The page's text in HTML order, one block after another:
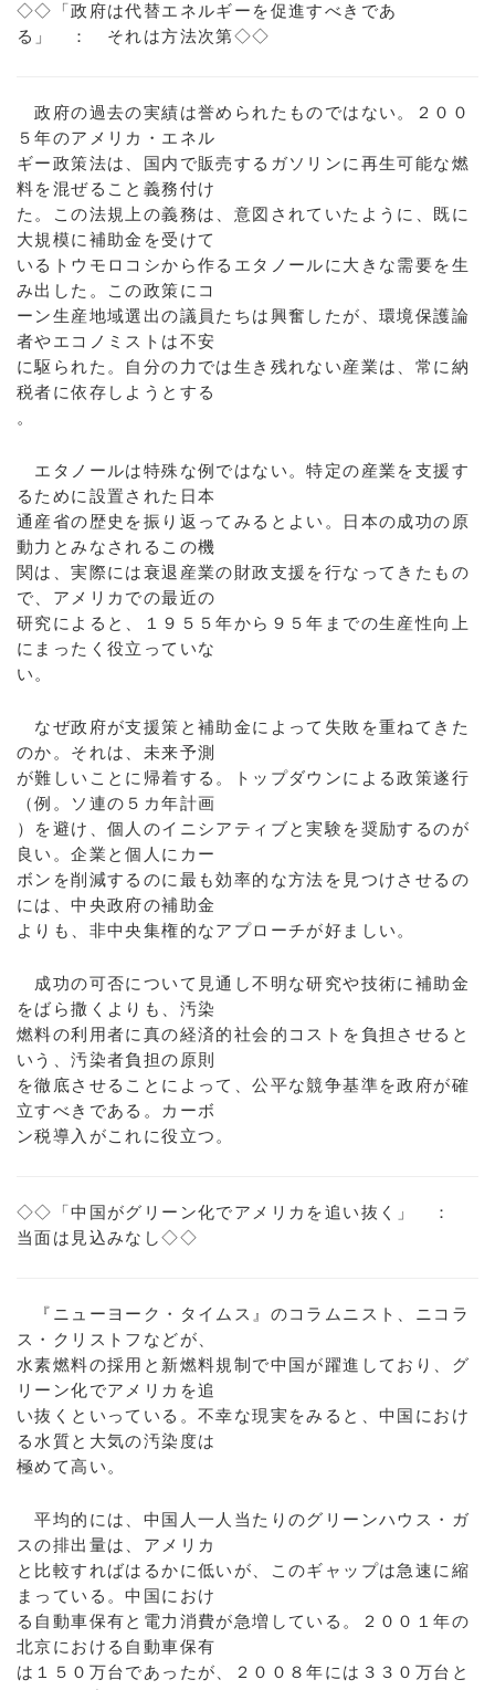
◇◇「政府は代替エネルギーを促進すべきであ
る」 ： それは方法次第◇◇
政府の過去の実績は誉められたものではない。２００
５年のアメリカ・エネル
ギー政策法は、国内で販売するガソリンに再生可能な燃
料を混ぜること義務付け
た。この法規上の義務は、意図されていたように、既に
大規模に補助金を受けて
いるトウモロコシから作るエタノールに大きな需要を生
み出した。この政策にコ
ーン生産地域選出の議員たちは興奮したが、環境保護論
者やエコノミストは不安
に駆られた。自分の力では生き残れない産業は、常に納
税者に依存しようとする
。
エタノールは特殊な例ではない。特定の産業を支援す
るために設置された日本
通産省の歴史を振り返ってみるとよい。日本の成功の原
動力とみなされるこの機
関は、実際には衰退産業の財政支援を行なってきたもの
で、アメリカでの最近の
研究によると、１９５５年から９５年までの生産性向上
にまったく役立っていな
い。
なぜ政府が支援策と補助金によって失敗を重ねてきた
のか。それは、未来予測
が難しいことに帰着する。トップダウンによる政策遂行
（例。ソ連の５カ年計画
）を避け、個人のイニシアティブと実験を奨励するのが
良い。企業と個人にカー
ボンを削減するのに最も効率的な方法を見つけさせるの
には、中央政府の補助金
よりも、非中央集権的なアプローチが好ましい。
成功の可否について見通し不明な研究や技術に補助金
をばら撒くよりも、汚染
燃料の利用者に真の経済的社会的コストを負担させると
いう、汚染者負担の原則
を徹底させることによって、公平な競争基準を政府が確
立すべきである。カーボ
ン税導入がこれに役立つ。
◇◇「中国がグリーン化でアメリカを追い抜く」 ：
当面は見込みなし◇◇
『ニューヨーク・タイムス』のコラムニスト、ニコラ
ス・クリストフなどが、
水素燃料の採用と新燃料規制で中国が躍進しており、グ
リーン化でアメリカを追
い抜くといっている。不幸な現実をみると、中国におけ
る水質と大気の汚染度は
極めて高い。
平均的には、中国人一人当たりのグリーンハウス・ガ
スの排出量は、アメリカ
と比較すればはるかに低いが、このギャップは急速に縮
まっている。中国におけ
る自動車保有と電力消費が急増している。２００１年の
北京における自動車保有
は１５０万台であったが、２００８年には３３０万台と